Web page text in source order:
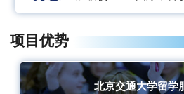
项目优势
北京交通大学留学